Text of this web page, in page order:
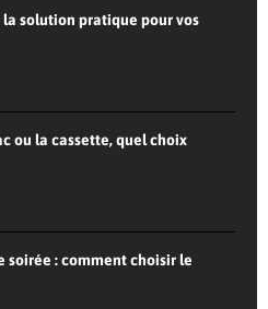
solution pratique pour vos
ou la cassette, quel choix
soirée : comment choisir le